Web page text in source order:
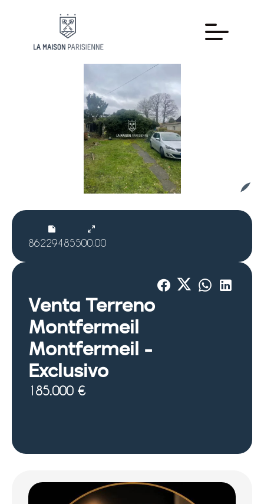
86229485500.00
Venta Terreno
Montfermeil
Montfermeil -
Exclusivo
185.000 €